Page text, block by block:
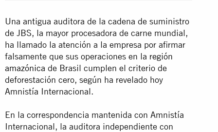
Una antigua auditora de la cadena de suministro
de JBS, la mayor procesadora de carne mundial,
ha llamado la atención a la empresa por afirmar
falsamente que sus operaciones en la región
amazónica de Brasil cumplen el criterio de
deforestación cero, según ha revelado hoy
Amnistía Internacional.
En la correspondencia mantenida con Amnistía
Internacional, la auditora independiente con